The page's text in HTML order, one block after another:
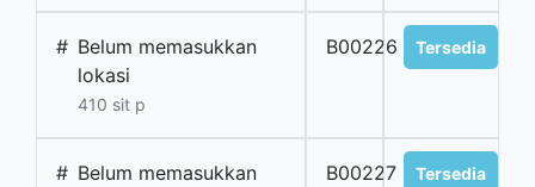
# Belum memasukkan
lokasi
410 sit p
B00226 Tersedia
# Belum memasukkan
B00227 Tersedia